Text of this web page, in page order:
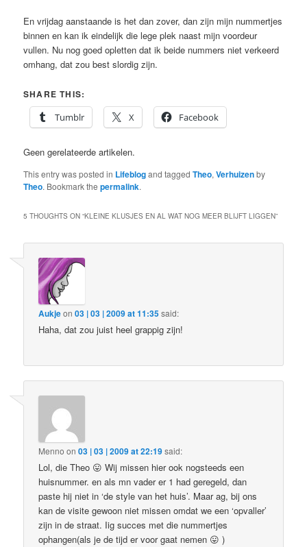
En vrijdag aanstaande is het dan zover, dan zijn mijn nummertjes
binnen en kan ik eindelijk die lege plek naast mijn voordeur
vullen. Nu nog goed opletten dat ik beide nummers niet verkeerd
omhang, dat zou best slordig zijn.
SHARE THIS:
Tumblr
X Facebook
Geen gerelateerde artikelen.
This entry was posted in Lifeblogand taggedTheo,Verhuizenby
Theo. Bookmark thepermalink.
5 THOUGHTS ON “KLEINE KLUSJES EN AL WAT NOG MEER BLIJFT LIGGEN”
Aukjeon03 | 03 | 2009 at 11:35said:
Haha, dat zou juist heel grappig zijn!
Menno on03 | 03 | 2009 at 22:19said:
Lol, die Theo 😛 Wij missen hier ook nogsteeds een
huisnummer. en als mn vader er 1 had geregeld, dan
paste hij niet in ‘de style van het huis’. Maar ag, bij ons
kan de visite gewoon niet missen omdat we een ‘opvaller’
zijn in de straat. Iig succes met die nummertjes
ophangen(als je de tijd er voor gaat nemen 😛 )